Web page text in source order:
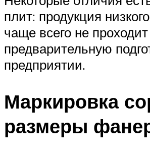
плит: продукция
чаще всего не проходит
предварительную
предприятии.
Маркировка
размеры